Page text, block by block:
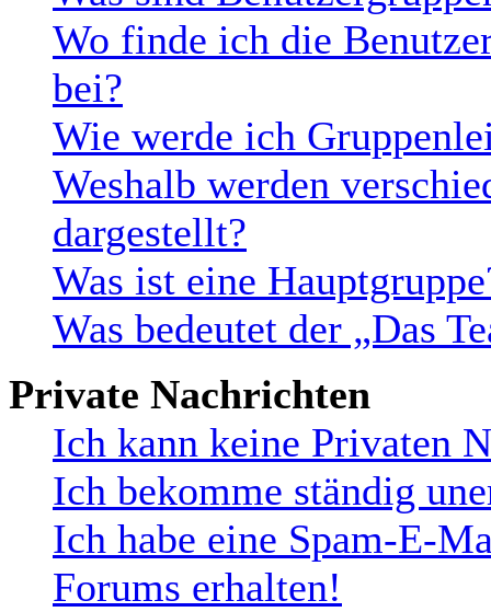
Wo finde ich die
bei?
Wie werde ich
Weshalb werden
dargestellt?
Was ist eine
Was bedeutet der „Das
Private Nachrichten
Ich kann keine Privaten
Ich bekomme ständig
Ich habe eine Spam-E-
Forums erhalten!